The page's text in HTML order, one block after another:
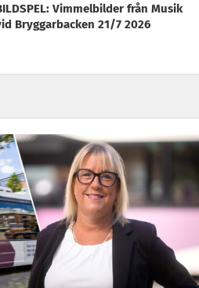
Vimmelbilder från Musik
Bryggarbacken 21/7 2026